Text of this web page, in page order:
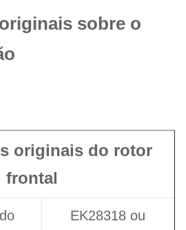
sobre o
originais do rotor
frontal
EK28318 ou